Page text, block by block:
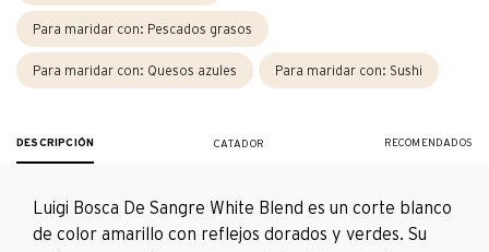
Para maridar con: Pescados grasos
Para maridar con: Quesos azules Para maridar con: Sushi
DESCRIPCIÓN CATADOR RECOMENDADOS
Luigi Bosca De Sangre White Blend es un corte blanco
de color amarillo con reflejos dorados y verdes. Su